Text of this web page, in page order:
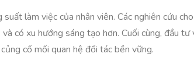
làm việc của nhân viên. Các nghiên cứu
có xu hướng sáng tạo hơn. Cuối cùng, đầu
cố mối quan hệ đối tác bền vững.